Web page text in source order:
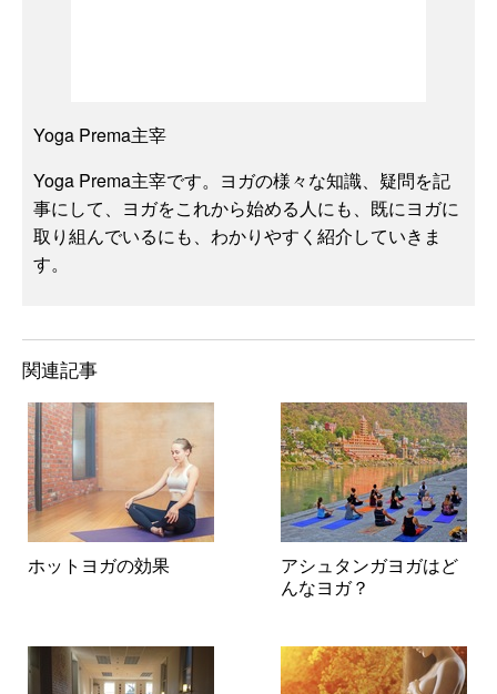
Yoga Prema主宰
Yoga Prema主宰です。ヨガの様々な知識、疑問を記
事にして、ヨガをこれから始める人にも、既にヨガに
取り組んでいるにも、わかりやすく紹介していきま
す。
関連記事
ホットヨガの効果
アシュタンガヨガはど
んなヨガ？